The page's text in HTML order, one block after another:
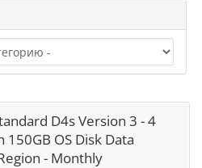
D4s Version 3 - 4
150GB OS Disk Data
- Monthly